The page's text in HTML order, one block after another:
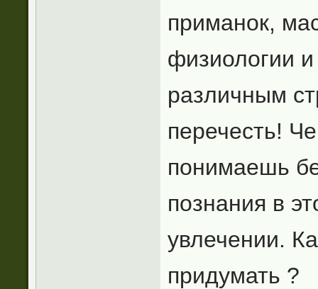
приманок,
физиологии
различным
перечесть!
понимаешь
познания в
увлечении.
придумать ?